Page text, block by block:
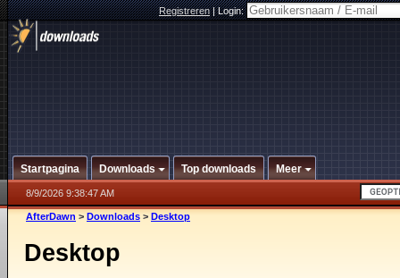
Registreren|Login:
Startpagina Downloads Top downloads Meer
8/9/2026 9:38:47 AM
AfterDawn > Downloads > Desktop
Desktop